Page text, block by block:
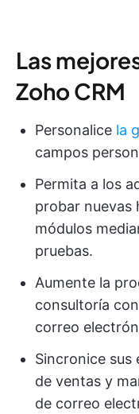
Las
Zoho CRM
Personalice la
campos
Permita a los
probar nuevas
módulos
pruebas.
Aumente la
consultoría
correo
Sincronice sus
de ventas y
de correo